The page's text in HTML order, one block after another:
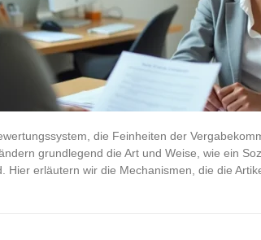
die Feinheiten der
grundlegend die Art und Weise, wie ein
Hier erläutern wir die Mechanismen, die die